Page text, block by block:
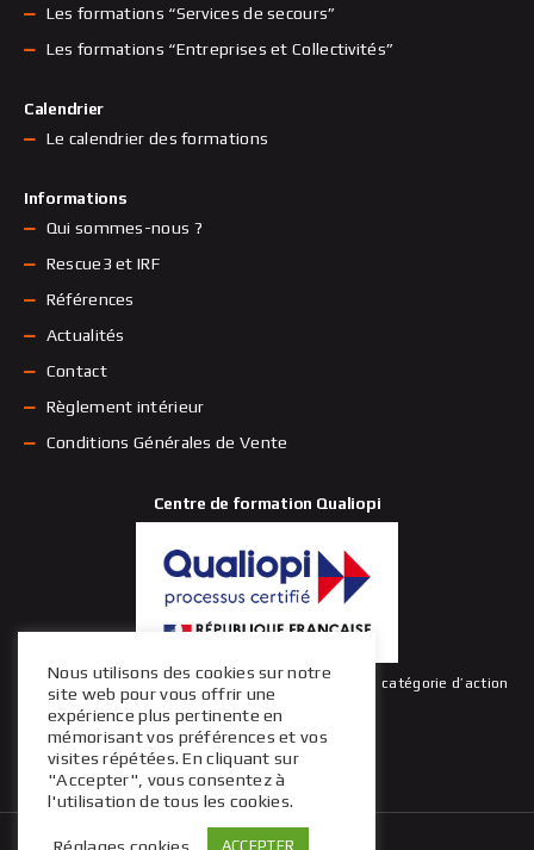
Les formations “Services de secours”
Les formations “Entreprises et Collectivités”
Calendrier
Le calendrier des formations
Informations
Qui sommes-nous ?
Rescue3 et IRF
Références
Actualités
Contact
Règlement intérieur
Conditions Générales de Vente
Centre de formation Qualiopi
La certification qualité a été délivrée au titre de la catégorie d’action
suivante : actions de formation
© 2020 R3-France
Nous utilisons des cookies sur notre
site web pour vous offrir une
expérience plus pertinente en
mémorisant vos préférences et vos
visites répétées. En cliquant sur
"Accepter", vous consentez à
l'utilisation de tous les cookies.
Réglages cookies ACCEPTER